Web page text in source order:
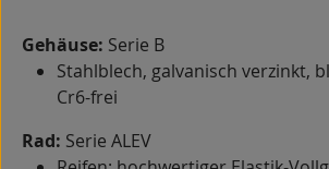
Gehäuse: Serie B
Stahlblech, galvanisch verzinkt,
Cr6-frei
Rad: Serie ALEV